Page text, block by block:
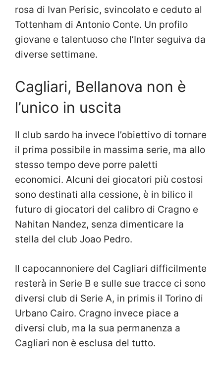
rosa di Ivan Perisic, svincolato e ceduto al
Tottenham di Antonio Conte. Un profilo
giovane e talentuoso che l’Inter seguiva da
diverse settimane.
Cagliari, Bellanova non è
l’unico in uscita
Il club sardo ha invece l’obiettivo di tornare
il prima possibile in massima serie, ma allo
stesso tempo deve porre paletti
economici. Alcuni dei giocatori più costosi
sono destinati alla cessione, è in bilico il
futuro di giocatori del calibro di Cragno e
Nahitan Nandez, senza dimenticare la
stella del club Joao Pedro.
Il capocannoniere del Cagliari difficilmente
resterà in Serie B e sulle sue tracce ci sono
diversi club di Serie A, in primis il Torino di
Urbano Cairo. Cragno invece piace a
diversi club, ma la sua permanenza a
Cagliari non è esclusa del tutto.